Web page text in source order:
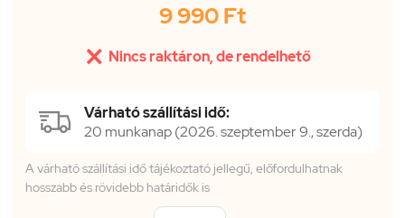
9 990 Ft
 Nincs raktáron, de rendelhető
Várható szállítási idő:
20 munkanap (2026. szeptember 9., szerda)
A várható szállítási idő tájékoztató jellegű, előfordulhatnak
hosszabb és rövidebb határidők is